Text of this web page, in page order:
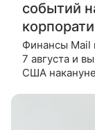
событий
Финансы Mail
7 августа и
США